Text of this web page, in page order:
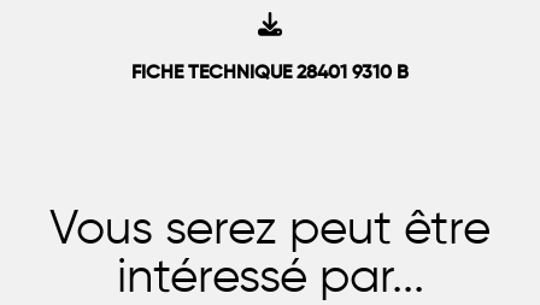
FICHE TECHNIQUE 28401 9310 B
Vous serez peut être
intéressé par...